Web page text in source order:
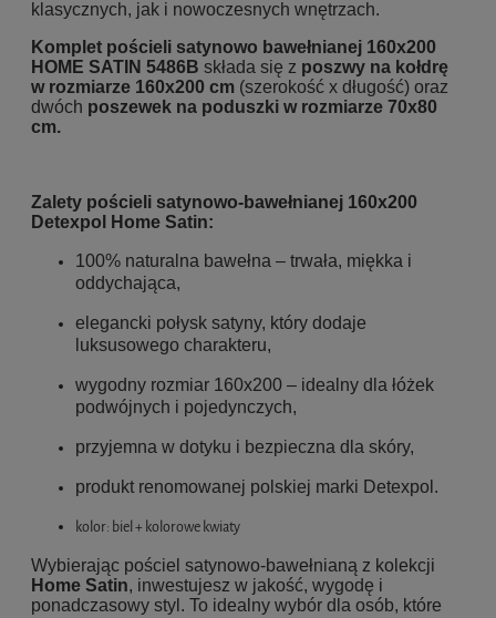
klasycznych, jak i nowoczesnych wnętrzach.
Komplet pościeli satynowo bawełnianej 160x200
HOME SATIN 5486B składa się z poszwy na kołdrę
w rozmiarze 160x200 cm (szerokość x długość) oraz
dwóch poszewek na poduszki w rozmiarze 70x80
cm.
Zalety pościeli satynowo-bawełnianej 160x200
Detexpol Home Satin:
100% naturalna bawełna – trwała, miękka i
oddychająca,
elegancki połysk satyny, który dodaje
luksusowego charakteru,
wygodny rozmiar 160x200 – idealny dla łóżek
podwójnych i pojedynczych,
przyjemna w dotyku i bezpieczna dla skóry,
produkt renomowanej polskiej marki Detexpol.
kolor: biel + kolorowe kwiaty
Wybierając pościel satynowo-bawełnianą z kolekcji
Home Satin, inwestujesz w jakość, wygodę i
ponadczasowy styl. To idealny wybór dla osób, które